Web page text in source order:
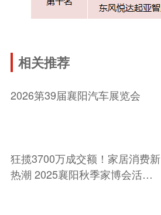
相关推荐
2026第39届襄阳汽车展览会
狂揽3700万成交额！家居消费新
热潮 2025襄阳秋季家博会活动